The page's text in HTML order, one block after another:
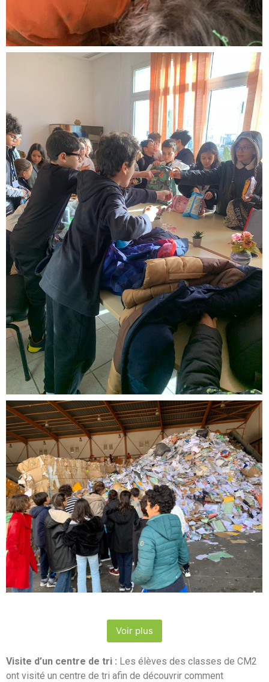
Voir plus
Visite d’un centre de tri : Les élèves des classes de CM2
ont visité un centre de tri afin de découvrir comment